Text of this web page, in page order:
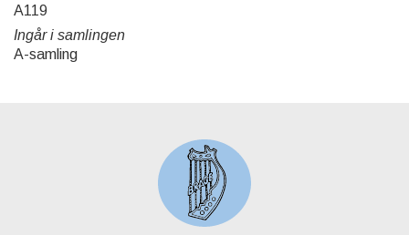
A119
Ingår i samlingen
A-samling